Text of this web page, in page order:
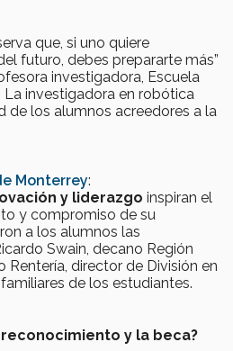
que, si uno quiere
futuro, debes prepararte más”
investigadora, Escuela
La investigadora en robótica
de los alumnos acreedores a la
Monterrey:
y liderazgo inspiran el
y compromiso de su
a los alumnos las
Swain, decano Región
Rentería, director de División en
de los estudiantes.
y la beca?